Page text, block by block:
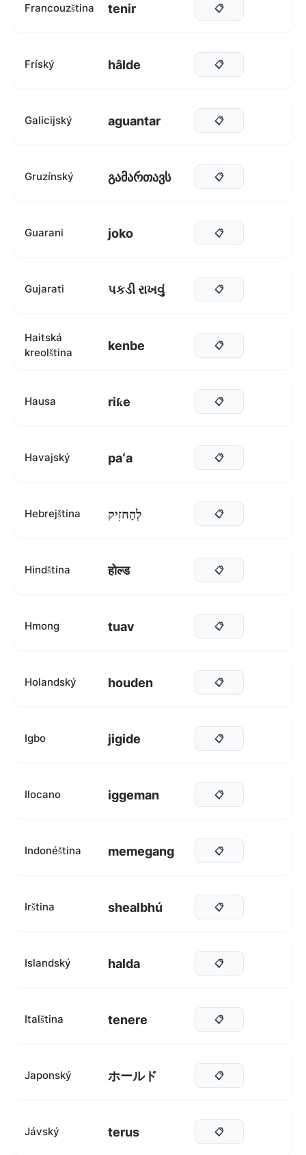
Francouzština tenir 📋
Fríský hâlde 📋
Galicijský aguantar 📋
Gruzínský გამართავს 📋
Guarani joko 📋
Gujarati પકડી રાખવું 📋
Haitská
kreolština
kenbe 📋
Hausa riƙe 📋
Havajský paʻa 📋
Hebrejština לְהַחזִיק 📋
Hindština होल्ड 📋
Hmong tuav 📋
Holandský houden 📋
Igbo jigide 📋
Ilocano iggeman 📋
Indonéština memegang 📋
Irština shealbhú 📋
Islandský halda 📋
Italština tenere 📋
Japonský ホールド 📋
Jávský terus 📋